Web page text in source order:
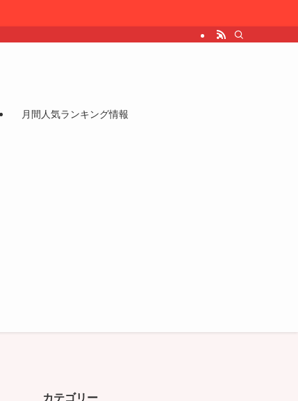
月間人気ランキング情報
カテゴリー